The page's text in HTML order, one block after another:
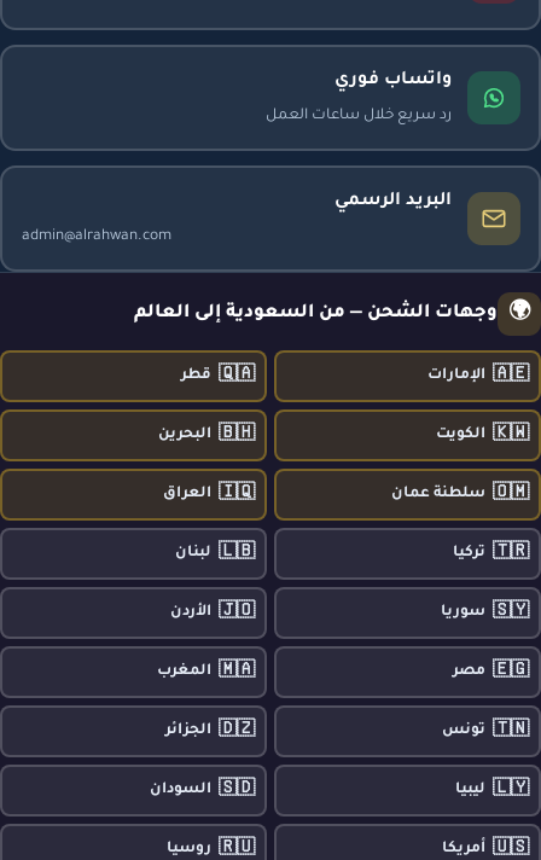
واتساب فوري
رد سريع خلال ساعات العمل
البريد الرسمي
admin@alrahwan.com
🌍 وجهات الشحن — من السعودية إلى العالم
🇦🇪 الإمارات 🇶🇦 قطر
🇰🇼 الكويت 🇧🇭 البحرين
🇴🇲 سلطنة عمان 🇮🇶 العراق
🇹🇷 تركيا 🇱🇧 لبنان
🇸🇾 سوريا 🇯🇴 الأردن
🇪🇬 مصر 🇲🇦 المغرب
🇹🇳 تونس 🇩🇿 الجزائر
🇱🇾 ليبيا 🇸🇩 السودان
🇺🇸 أمريكا 🇷🇺 روسيا